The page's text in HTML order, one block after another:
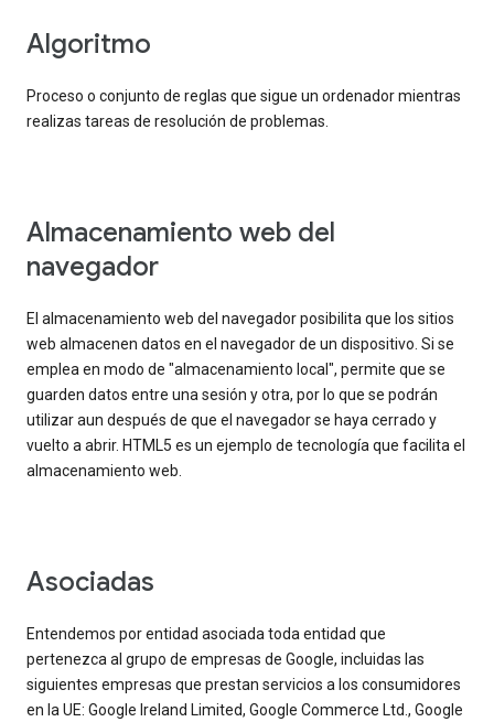
Algoritmo
Proceso o conjunto de reglas que sigue un ordenador mientras
realizas tareas de resolución de problemas.
Almacenamiento web del
navegador
El almacenamiento web del navegador posibilita que los sitios
web almacenen datos en el navegador de un dispositivo. Si se
emplea en modo de "almacenamiento local", permite que se
guarden datos entre una sesión y otra, por lo que se podrán
utilizar aun después de que el navegador se haya cerrado y
vuelto a abrir. HTML5 es un ejemplo de tecnología que facilita el
almacenamiento web.
Asociadas
Entendemos por entidad asociada toda entidad que
pertenezca al grupo de empresas de Google, incluidas las
siguientes empresas que prestan servicios a los consumidores
en la UE: Google Ireland Limited, Google Commerce Ltd., Google